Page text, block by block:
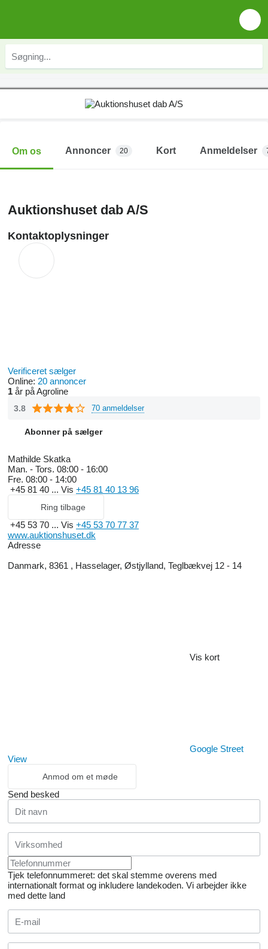
Om os Annoncer 20 Kort Anmeldelser
Auktionshuset dab A/S
Kontaktoplysninger
Verificeret sælger
Online: 20 annoncer
1 år på Agroline
3.8 70 anmeldelser
Abonner på sælger
Mathilde Skatka
Man. - Tors. 08:00 - 16:00
Fre. 08:00 - 14:00
+45 81 40 ... Vis +45 81 40 13 96
Ring tilbage
+45 53 70 ... Vis +45 53 70 77 37
www.auktionshuset.dk
Adresse
Danmark, 8361 , Hasselager, Østjylland, Teglbækvej 12 - 14
Vis kort
Google Street
View
Anmod om et møde
Send besked
Tjek telefonnummeret: det skal stemme overens med
internationalt format og inkludere landekoden. Vi arbejder ikke
med dette land